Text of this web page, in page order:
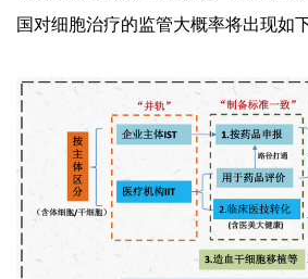
国对细胞治疗的监管大概率将出现如